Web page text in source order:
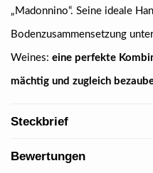
„Madonnino“. Seine ideale
Bodenzusammensetzung
Weines: eine perfekte
mächtig und zugleich
Steckbrief
Bewertungen